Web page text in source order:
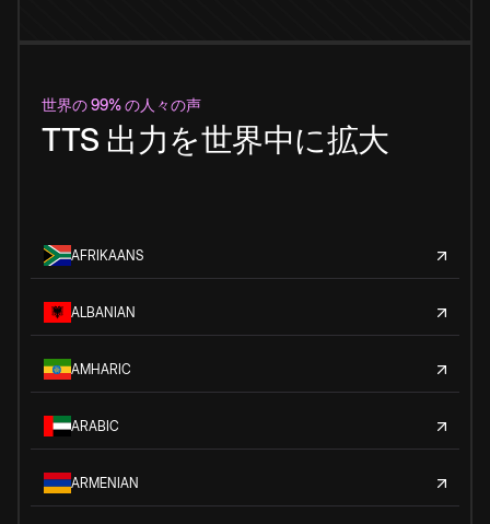
世界の 99% の人々の声
TTS 出力を世界中に拡大
AFRIKAANS
ALBANIAN
AMHARIC
ARABIC
ARMENIAN